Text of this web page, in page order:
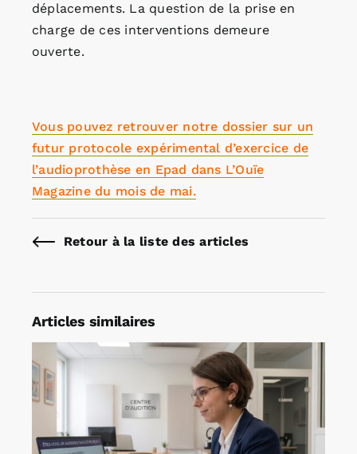
déplacements. La question de la prise en
charge de ces interventions demeure
ouverte.
Vous pouvez retrouver notre dossier sur un
futur protocole expérimental d’exercice de
l’audioprothèse en Epad dans L’Ouïe
Magazine du mois de mai.
Retour à la liste des articles
Articles similaires